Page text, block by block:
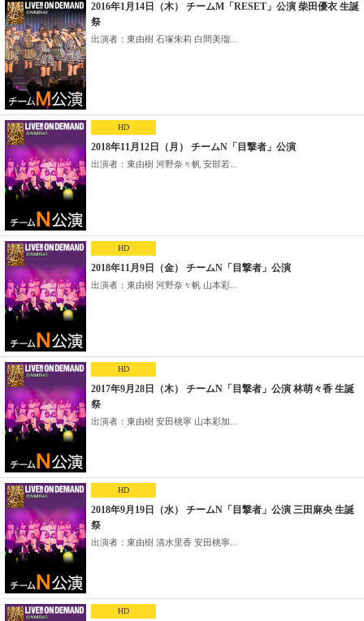
2016年1月14日（木） チームM「RESET」公演 柴田優衣 生誕
祭
出演者：東由樹 石塚朱莉 白間美瑠...
HD
2018年11月12日（月） チームN「目撃者」公演
出演者：東由樹 河野奈々帆 安部若...
HD
2018年11月9日（金） チームN「目撃者」公演
出演者：東由樹 河野奈々帆 山本彩...
HD
2017年9月28日（木） チームN「目撃者」公演 林萌々香 生誕
祭
出演者：東由樹 安田桃寧 山本彩加...
HD
2018年9月19日（水） チームN「目撃者」公演 三田麻央 生誕
祭
出演者：東由樹 清水里香 安田桃寧...
HD